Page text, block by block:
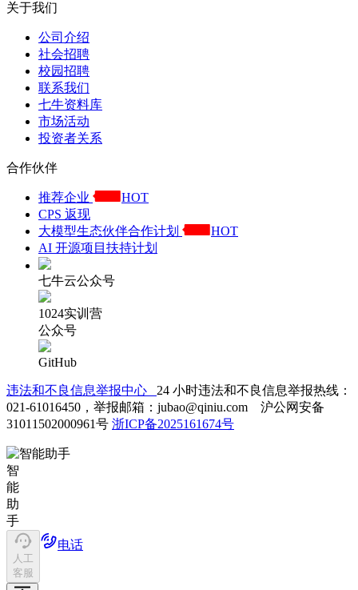
关于我们
公司介绍
社会招聘
校园招聘
联系我们
七牛资料库
市场活动
投资者关系
合作伙伴
推荐企业
HOT
CPS 返现
大模型生态伙伴合作计划
HOT
AI 开源项目扶持计划
七牛云公众号
1024实训营
公众号
GitHub
违法和不良信息举报中心 24 小时违法和不良信息举报热线：
021-61016450，举报邮箱：jubao@qiniu.com 沪公网安备
31011502000961号 浙ICP备2025161674号
智
能
助
手
人工
客服
电话